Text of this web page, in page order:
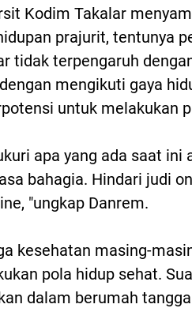
Kodim Takalar
prajurit, tentunya
tidak terpengaruh
mengikuti gaya
untuk melakukan
apa yang ada saat ini
bahagia. Hindari judi
"ungkap Danrem.
kesehatan masing-
pola hidup sehat.
dalam berumah